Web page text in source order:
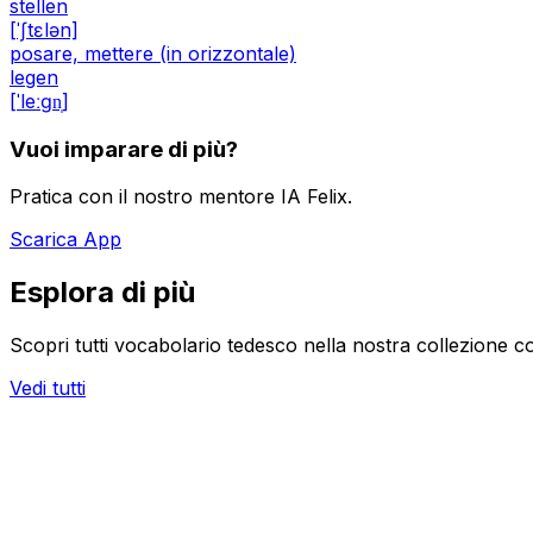
stellen
[ˈʃtɛlən]
posare, mettere (in orizzontale)
legen
[ˈleːɡn̩]
Vuoi imparare di più?
Pratica con il nostro mentore IA Felix.
Scarica App
Esplora di più
Scopri tutti vocabolario tedesco nella nostra collezione
Vedi tutti